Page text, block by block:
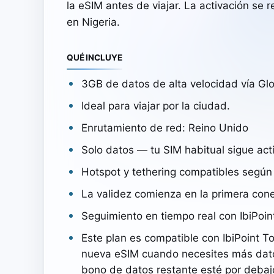
la eSIM antes de viajar. La activación se
en Nigeria.
QUÉ INCLUYE
3GB de datos de alta velocidad vía
Ideal para viajar por la ciudad.
Enrutamiento de red: Reino Unido
Solo datos — tu SIM habitual sigue
Hotspot y tethering compatibles
La validez comienza en la primera
Seguimiento en tiempo real con
Este plan es compatible con IbiPoint
nueva eSIM cuando necesites más
bono de datos restante esté por